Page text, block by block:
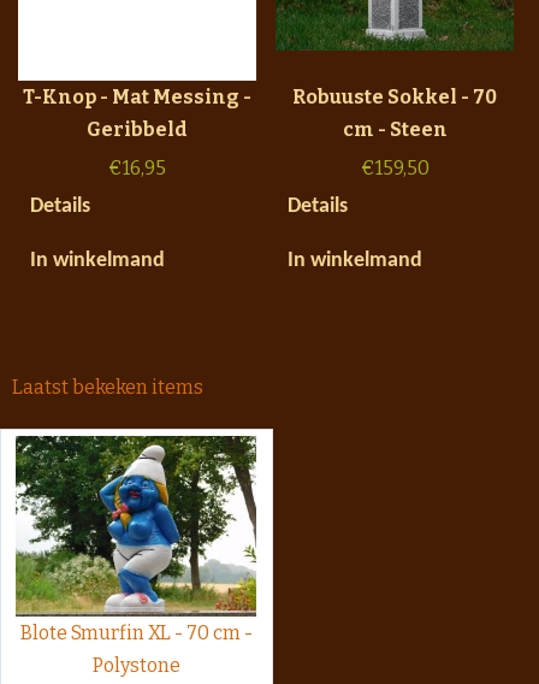
T-Knop - Mat Messing -
Geribbeld
€16,95
Details
In winkelmand
Robuuste Sokkel - 70
cm - Steen
€159,50
Details
In winkelmand
Laatst bekeken items
Blote Smurfin XL - 70 cm -
Polystone